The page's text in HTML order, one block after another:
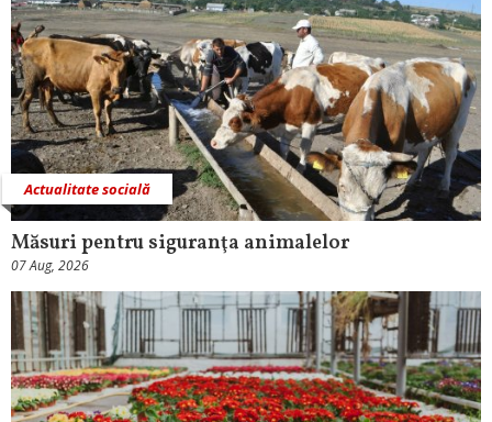
Actualitate socială
Măsuri pentru siguranţa animalelor
07 Aug, 2026